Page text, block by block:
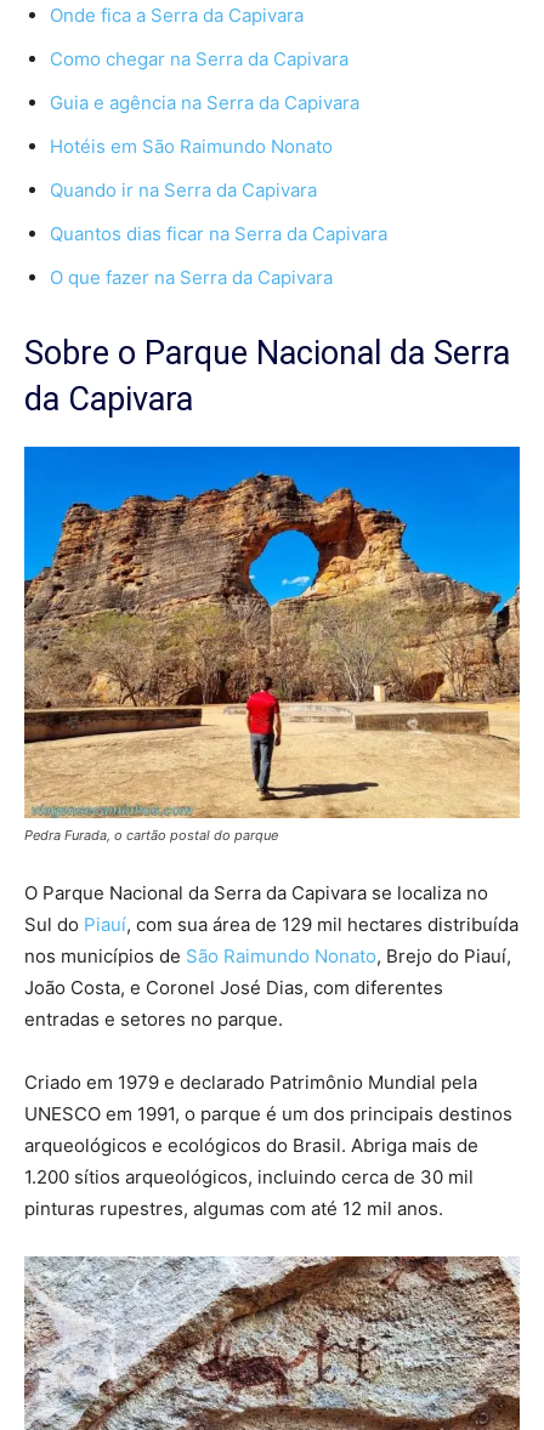
Onde fica a Serra da Capivara
Como chegar na Serra da Capivara
Guia e agência na Serra da Capivara
Hotéis em São Raimundo Nonato
Quando ir na Serra da Capivara
Quantos dias ficar na Serra da Capivara
O que fazer na Serra da Capivara
Sobre o Parque Nacional da Serra
da Capivara
Pedra Furada, o cartão postal do parque
O Parque Nacional da Serra da Capivara se localiza no
Sul do Piauí, com sua área de 129 mil hectares distribuída
nos municípios de São Raimundo Nonato, Brejo do Piauí,
João Costa, e Coronel José Dias, com diferentes
entradas e setores no parque.
Criado em 1979 e declarado Patrimônio Mundial pela
UNESCO em 1991, o parque é um dos principais destinos
arqueológicos e ecológicos do Brasil. Abriga mais de
1.200 sítios arqueológicos, incluindo cerca de 30 mil
pinturas rupestres, algumas com até 12 mil anos.